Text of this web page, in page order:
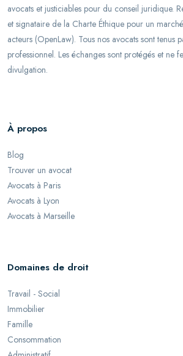
avocats et justiciables pour du conseil juridique.
et signataire de la Charte Éthique pour un
acteurs (OpenLaw). Tous nos avocats sont tenus
professionnel. Les échanges sont protégés et ne
divulgation.
À propos
Blog
Trouver un avocat
Avocats à Paris
Avocats à Lyon
Avocats à Marseille
Domaines de droit
Travail - Social
Immobilier
Famille
Consommation